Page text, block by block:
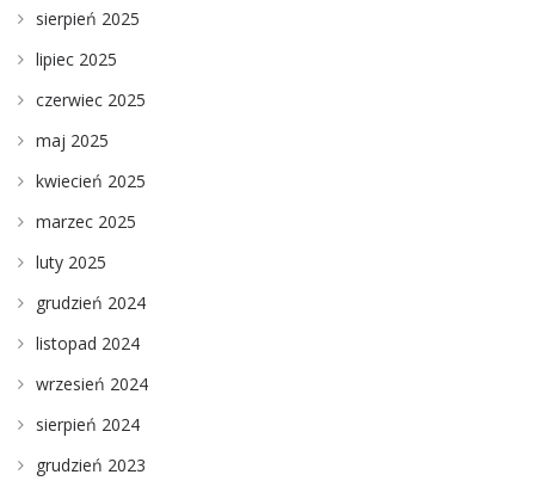
sierpień 2025
lipiec 2025
czerwiec 2025
maj 2025
kwiecień 2025
marzec 2025
luty 2025
grudzień 2024
listopad 2024
wrzesień 2024
sierpień 2024
grudzień 2023